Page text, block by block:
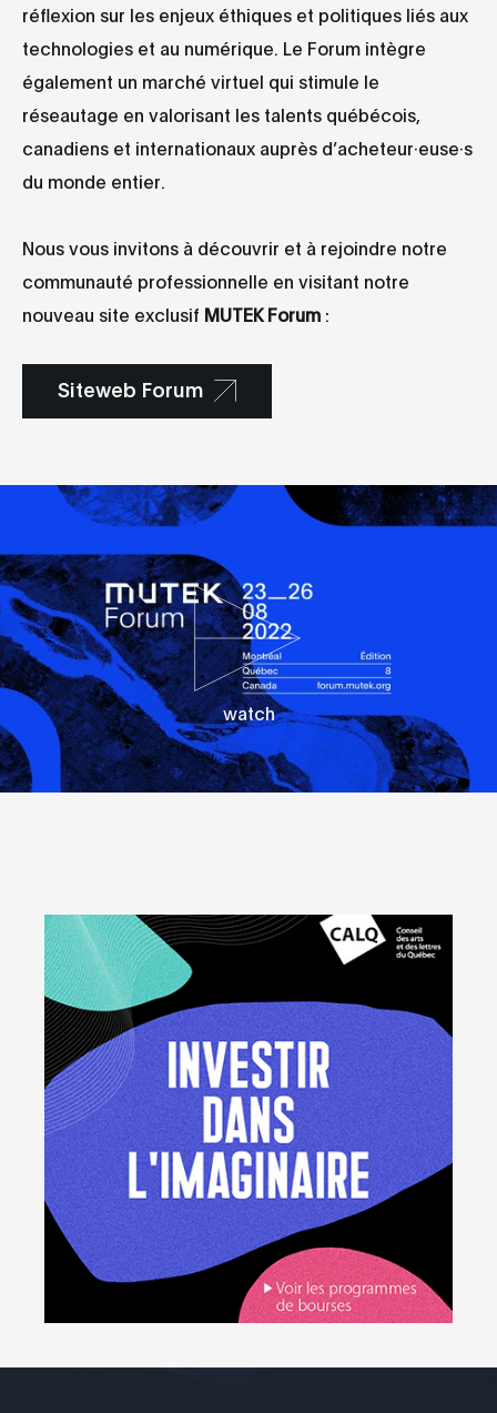
réflexion sur les enjeux éthiques et politiques liés aux
technologies et au numérique. Le Forum intègre
également un marché virtuel qui stimule le
réseautage en valorisant les talents québécois,
canadiens et internationaux auprès d’acheteur·euse·s
du monde entier.
Nous vous invitons à découvrir et à rejoindre notre
communauté professionnelle en visitant notre
nouveau site exclusif MUTEK Forum :
Siteweb Forum
watch